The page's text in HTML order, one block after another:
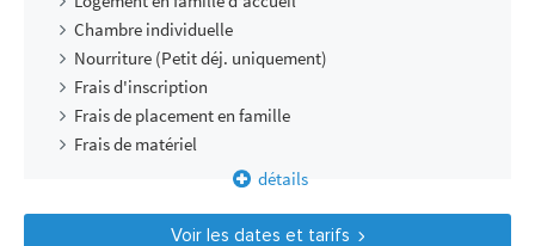
Chambre individuelle
Nourriture (Petit déj. uniquement)
Frais d'inscription
Frais de placement en famille
Frais de matériel
détails
Voir les dates et tarifs